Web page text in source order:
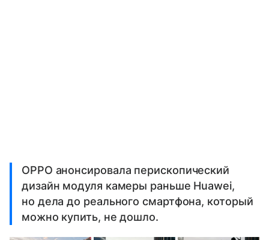
OPPO анонсировала перископический
дизайн модуля камеры раньше Huawei,
но дела до реального смартфона, который
можно купить, не дошло.